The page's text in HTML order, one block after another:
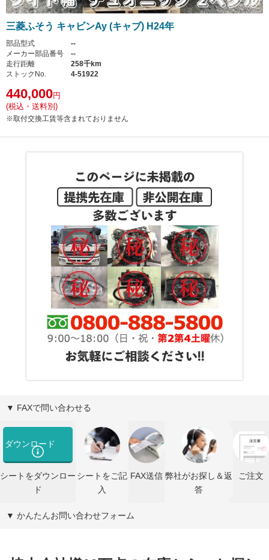
三菱ふそう キャビンAy (キャブ) H24年
部品型式
--
メーカー部品番号
--
走行距離
258千km
ストックNo.
4-51922
440,000円
(税込・送料別)
※取付交換工賃等含まれておりません
▼ FAXで問い合わせる
ダウンロード
シートをダウンロー
ド
シートをご記
入
FAX送信 弊社がお探し＆返
答
ご注文
▼ かんたんお問い合わせフォーム